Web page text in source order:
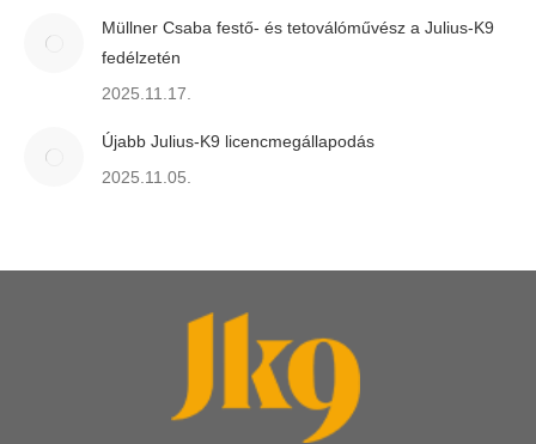
Müllner Csaba festő- és tetoválóművész a Julius-K9
fedélzetén
2025.11.17.
Újabb Julius-K9 licencmegállapodás
2025.11.05.